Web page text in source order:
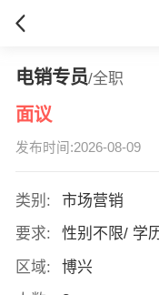
电销专员/全职
面议
发布时间:2026-08-09
类别:
市场营销
要求:
性别不限/ 学
区域:
博兴